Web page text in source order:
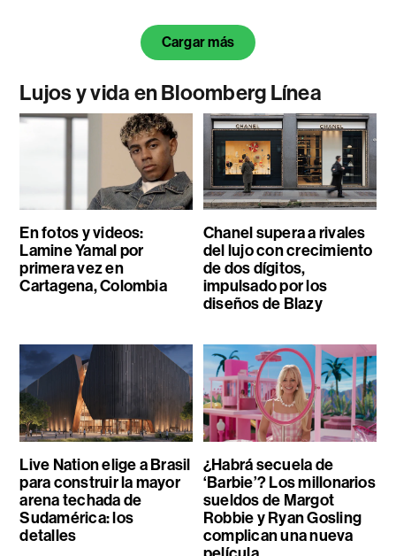
Cargar más
Lujos y vida en Bloomberg Línea
En fotos y videos:
Lamine Yamal por
primera vez en
Cartagena, Colombia
Chanel supera a rivales
del lujo con crecimiento
de dos dígitos,
impulsado por los
diseños de Blazy
Live Nation elige a Brasil
para construir la mayor
arena techada de
Sudamérica: los
detalles
¿Habrá secuela de
‘Barbie’? Los millonarios
sueldos de Margot
Robbie y Ryan Gosling
complican una nueva